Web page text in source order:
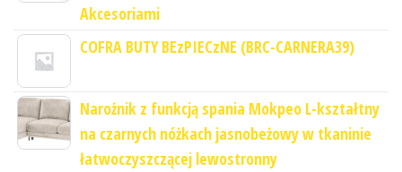
Akcesoriami
COFRA BUTY BEzPIECzNE (BRC-CARNERA39)
Narożnik z funkcją spania Mokpeo L-kształtny
na czarnych nóżkach jasnobeżowy w tkaninie
łatwoczyszczącej lewostronny